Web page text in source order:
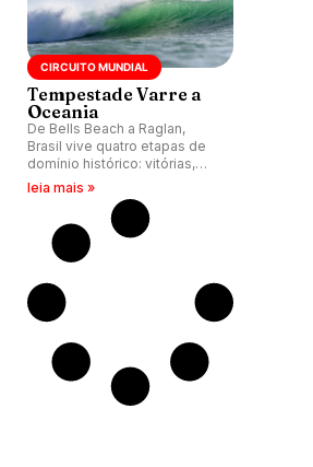
CIRCUITO MUNDIAL
Tempestade Varre a
Oceania
De Bells Beach a Raglan,
Brasil vive quatro etapas de
domínio histórico: vitórias,
finais, nota 10 e os quatro
primeiros do ranking mundial
com a mesma bandeira.
leia mais »